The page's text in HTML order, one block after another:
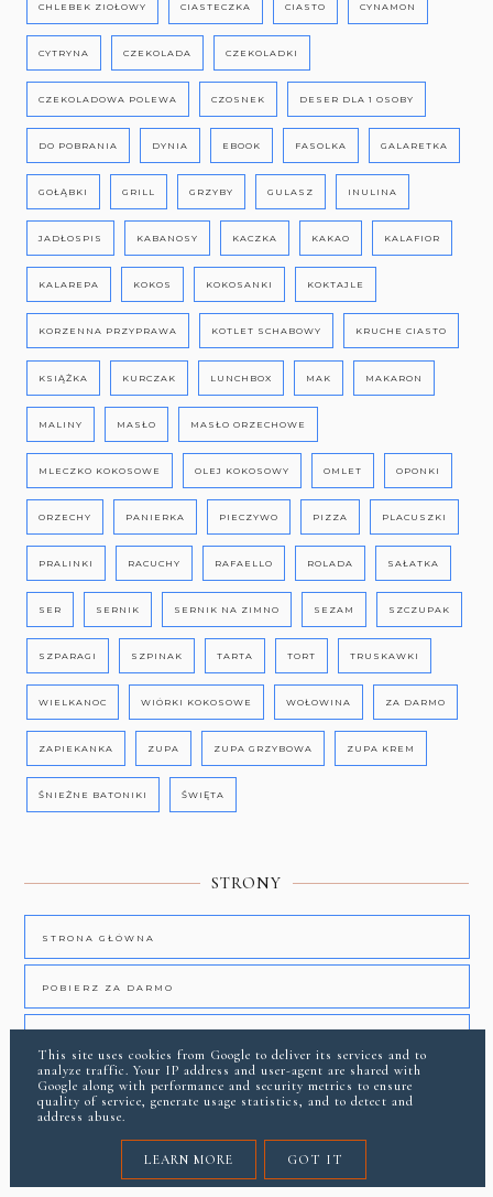
CHLEBEK ZIOŁOWY CIASTECZKA CIASTO CYNAMON
CYTRYNA CZEKOLADA CZEKOLADKI
CZEKOLADOWA POLEWA CZOSNEK DESER DLA 1 OSOBY
DO POBRANIA DYNIA EBOOK FASOLKA GALARETKA
GOŁĄBKI GRILL GRZYBY GULASZ INULINA
JADŁOSPIS KABANOSY KACZKA KAKAO KALAFIOR
KALAREPA KOKOS KOKOSANKI KOKTAJLE
KORZENNA PRZYPRAWA KOTLET SCHABOWY KRUCHE CIASTO
KSIĄŻKA KURCZAK LUNCHBOX MAK MAKARON
MALINY MASŁO MASŁO ORZECHOWE
MLECZKO KOKOSOWE OLEJ KOKOSOWY OMLET OPONKI
ORZECHY PANIERKA PIECZYWO PIZZA PLACUSZKI
PRALINKI RACUCHY RAFAELLO ROLADA SAŁATKA
SER SERNIK SERNIK NA ZIMNO SEZAM SZCZUPAK
SZPARAGI SZPINAK TARTA TORT TRUSKAWKI
WIELKANOC WIÓRKI KOKOSOWE WOŁOWINA ZA DARMO
ZAPIEKANKA ZUPA ZUPA GRZYBOWA ZUPA KREM
ŚNIEŻNE BATONIKI ŚWIĘTA
STRONY
STRONA GŁÓWNA
POBIERZ ZA DARMO
This site uses cookies from Google to deliver its services and to
analyze traffic. Your IP address and user-agent are shared with
Google along with performance and security metrics to ensure
quality of service, generate usage statistics, and to detect and
address abuse.
LEARN MORE GOT IT